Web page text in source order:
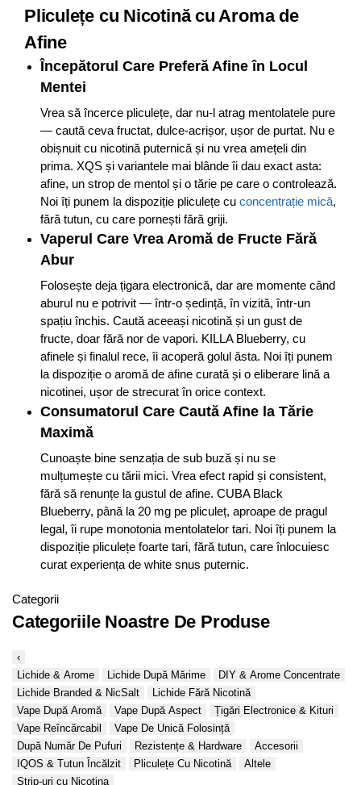
Pliculețe cu Nicotină cu Aroma de
Afine
Începătorul Care Preferă Afine în Locul
Mentei
Vrea să încerce pliculețe, dar nu-l atrag mentolatele pure
— caută ceva fructat, dulce-acrișor, ușor de purtat. Nu e
obișnuit cu nicotină puternică și nu vrea amețeli din
prima. XQS și variantele mai blânde îi dau exact asta:
afine, un strop de mentol și o tărie pe care o controlează.
Noi îți punem la dispoziție pliculețe cu concentrație mică,
fără tutun, cu care pornești fără griji.
Vaperul Care Vrea Aromă de Fructe Fără
Abur
Folosește deja țigara electronică, dar are momente când
aburul nu e potrivit — într-o ședință, în vizită, într-un
spațiu închis. Caută aceeași nicotină și un gust de
fructe, doar fără nor de vapori. KILLA Blueberry, cu
afinele și finalul rece, îi acoperă golul ăsta. Noi îți punem
la dispoziție o aromă de afine curată și o eliberare lină a
nicotinei, ușor de strecurat în orice context.
Consumatorul Care Caută Afine la Tărie
Maximă
Cunoaște bine senzația de sub buză și nu se
mulțumește cu tării mici. Vrea efect rapid și consistent,
fără să renunțe la gustul de afine. CUBA Black
Blueberry, până la 20 mg pe pliculeț, aproape de pragul
legal, îi rupe monotonia mentolatelor tari. Noi îți punem la
dispoziție pliculețe foarte tari, fără tutun, care înlocuiesc
curat experiența de white snus puternic.
Categorii
Categoriile Noastre De Produse
‹
Lichide & Arome
Lichide După Mărime
DIY & Arome Concentrate
Lichide Branded & NicSalt
Lichide Fără Nicotină
Vape După Aromă
Vape După Aspect
Țigări Electronice & Kituri
Vape Reîncărcabil
Vape De Unică Folosință
După Număr De Pufuri
Rezistențe & Hardware
Accesorii
IQOS & Tutun Încălzit
Pliculețe Cu Nicotină
Altele
Strip-uri cu Nicotina